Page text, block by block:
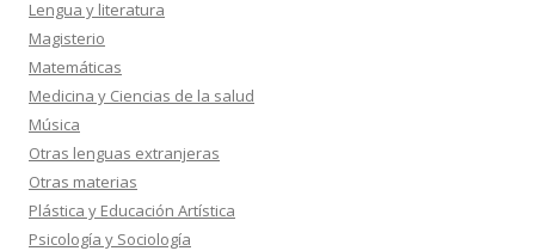
Lengua y literatura
Magisterio
Matemáticas
Medicina y Ciencias de la salud
Música
Otras lenguas extranjeras
Otras materias
Plástica y Educación Artística
Psicología y Sociología